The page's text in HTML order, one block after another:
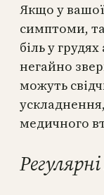
Якщо у
симптоми,
біль у
негайно
можуть
медичного